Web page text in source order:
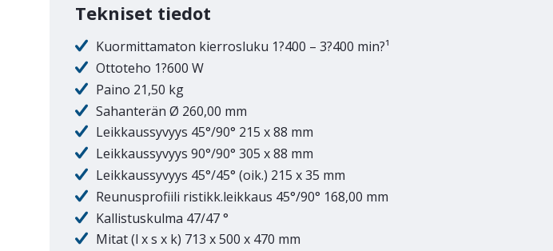
Tekniset tiedot
Kuormittamaton kierrosluku 1?400 – 3?400 min?¹
Ottoteho 1?600 W
Paino 21,50 kg
Sahanterän Ø 260,00 mm
Leikkaussyvyys 45°/90° 215 x 88 mm
Leikkaussyvyys 90°/90° 305 x 88 mm
Leikkaussyvyys 45°/45° (oik.) 215 x 35 mm
Reunusprofiili ristikk.leikkaus 45°/90° 168,00 mm
Kallistuskulma 47/47 °
Mitat (l x s x k) 713 x 500 x 470 mm